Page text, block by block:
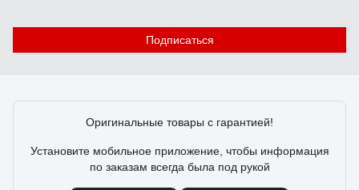
Подписаться
Оригинальные товары с гарантией!
Установите мобильное приложение, чтобы информация
по заказам всегда была под рукой